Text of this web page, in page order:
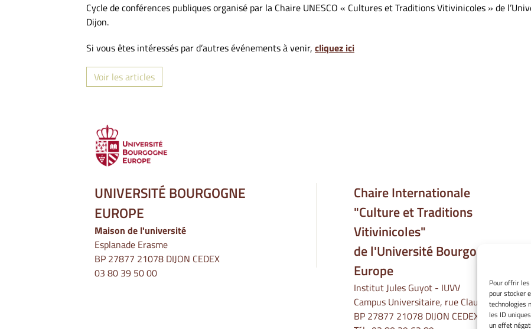
Pour offrir
pour stocker
technologies
les ID
un effet
Cycle de conférences publiques organisé par la Chaire UNESCO « Cultures et Traditions Vitivinicoles » de
Dijon.
Si vous êtes intéressés par d’autres événements à venir, cliquez ici
Voir les articles
UNIVERSITÉ BOURGOGNE
EUROPE
Maison de l'université
Esplanade Erasme
BP 27877 21078 DIJON CEDEX
03 80 39 50 00
Chaire Internationale
"Culture et Traditions
Vitivinicoles"
de l'Université Bourgogne
Europe
Institut Jules Guyot - IUVV
Campus Universitaire, rue Claude Ladrey
BP 27877 21078 DIJON CEDEX